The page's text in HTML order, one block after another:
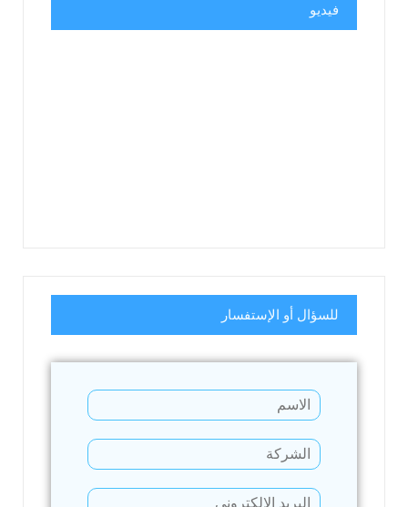
فيديو
للسؤال أو الإستفسار